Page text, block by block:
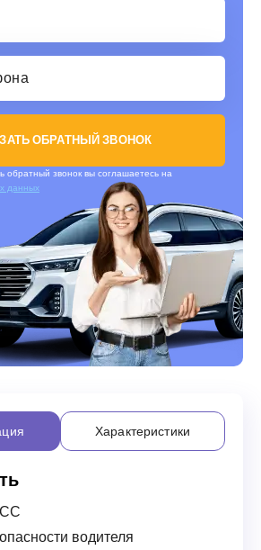
ОБРАТНЫЙ ЗВОНОК
обратный звонок вы соглашаетесь на
данных
Характеристики
водителя